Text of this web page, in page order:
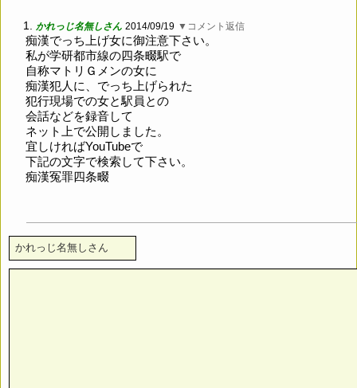
1. かれっじ名無しさん 2014/09/19 ▼コメント返信
痴漢でっち上げ女に御注意下さい。
私が学研都市線の四条畷駅で
自称マトリＧメンの女に
痴漢犯人に、でっち上げられた
犯行現場での女と駅員との
会話などを録音して
ネット上で公開しました。
宜しければYouTubeで
下記の文字で検索して下さい。
痴漢冤罪四条畷